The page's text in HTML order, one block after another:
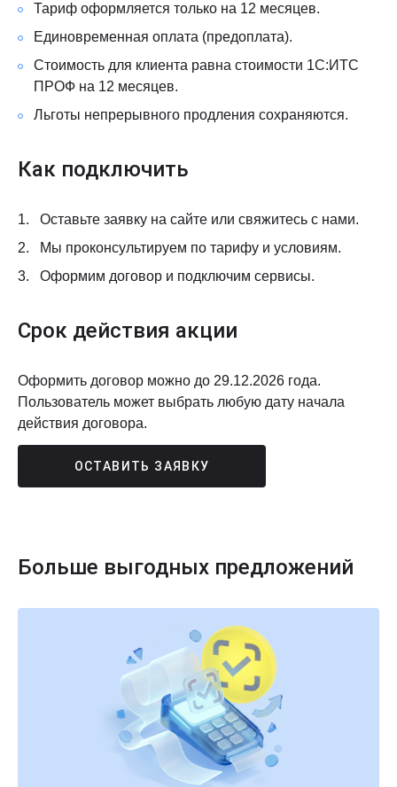
Тариф оформляется только на 12 месяцев.
Единовременная оплата (предоплата).
Стоимость для клиента равна стоимости 1С:ИТС
ПРОФ на 12 месяцев.
Льготы непрерывного продления сохраняются.
Как подключить
Оставьте заявку на сайте или свяжитесь с нами.
Мы проконсультируем по тарифу и условиям.
Оформим договор и подключим сервисы.
Срок действия акции
Оформить договор можно до 29.12.2026 года.
Пользователь может выбрать любую дату начала
действия договора.
ОСТАВИТЬ ЗАЯВКУ
Больше выгодных предложений